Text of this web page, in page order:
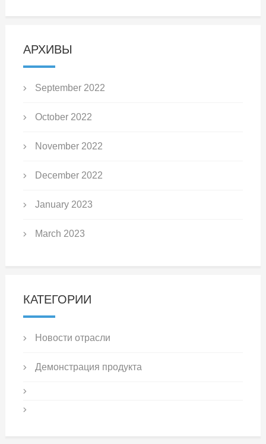
АРХИВЫ
September 2022
October 2022
November 2022
December 2022
January 2023
March 2023
КАТЕГОРИИ
Новости отрасли
Демонстрация продукта